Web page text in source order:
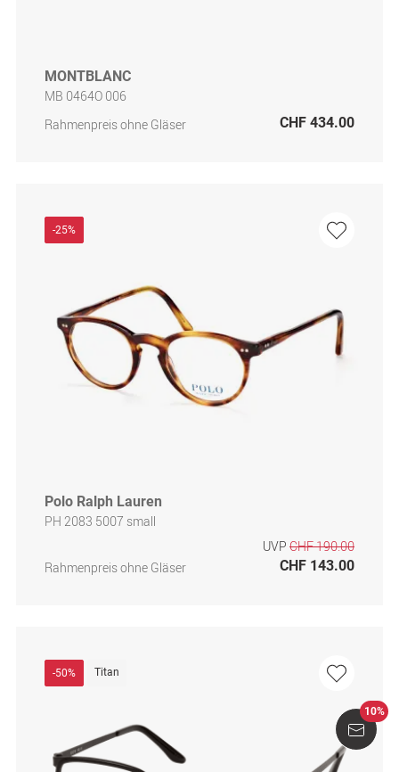
MONTBLANC
MB 0464O 006
Rahmenpreis ohne Gläser
CHF 434.00
-25%
Polo Ralph Lauren
PH 2083 5007 small
Rahmenpreis ohne Gläser
UVP CHF 190.00
CHF 143.00
-50% Titan
10%